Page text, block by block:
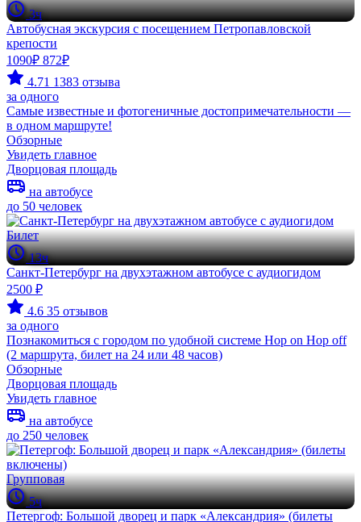
3ч
Автобусная экскурсия с посещением Петропавловской
крепости
1090₽ 872₽
4.71 1383 отзыва
за одного
Самые известные и фотогеничные достопримечательности —
в одном маршруте!
Обзорные
Увидеть главное
Дворцовая площадь
на автобусе
до 50 человек
Билет
13ч
Санкт-Петербург на двухэтажном автобусе с аудиогидом
2500 ₽
4.6 35 отзывов
за одного
Познакомиться с городом по удобной системе Hop on Hop off
(2 маршрута, билет на 24 или 48 часов)
Обзорные
Дворцовая площадь
Увидеть главное
на автобусе
до 250 человек
Групповая
5ч
Петергоф: Большой дворец и парк «Александрия» (билеты